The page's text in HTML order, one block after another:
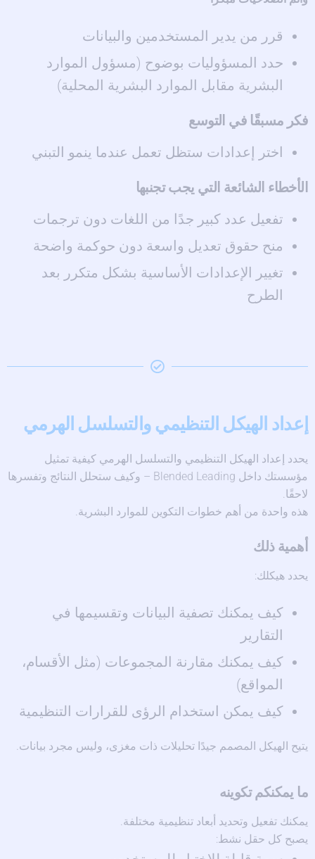
قرر من يدير المستخدمين والبيانات
حدد المسؤوليات بوضوح (مسؤول الموارد
البشرية مقابل الموارد البشرية المحلية)
فكر مسبقًا في التوسع
اختر إعدادات ستظل تعمل عندما ينمو التبني
الأخطاء الشائعة التي يجب تجنبها
تفعيل عدد كبير جدًا من اللغات دون ترجمات
منح حقوق تعديل واسعة دون حوكمة واضحة
تغيير الإعدادات الأساسية بشكل متكرر بعد
الطرح
إعداد الهيكل التنظيمي والتسلسل الهرمي
يحدد إعداد الهيكل التنظيمي والتسلسل الهرمي كيفية تمثيل
مؤسستك داخل Blended Leading – وكيف ستحلل النتائج وتفسرها
لاحقًا.
هذه واحدة من أهم خطوات التكوين للموارد البشرية.
أهمية ذلك
يحدد هيكلك:
كيف يمكنك تصفية البيانات وتقسيمها في
التقارير
كيف يمكنك مقارنة المجموعات (مثل الأقسام،
المواقع)
كيف يمكن استخدام الرؤى للقرارات التنظيمية
يتيح الهيكل المصمم جيدًا تحليلات ذات مغزى، وليس مجرد بيانات.
ما يمكنكم تكوينه
يمكنك تفعيل وتحديد أبعاد تنظيمية مختلفة.
يصبح كل حقل نشط: